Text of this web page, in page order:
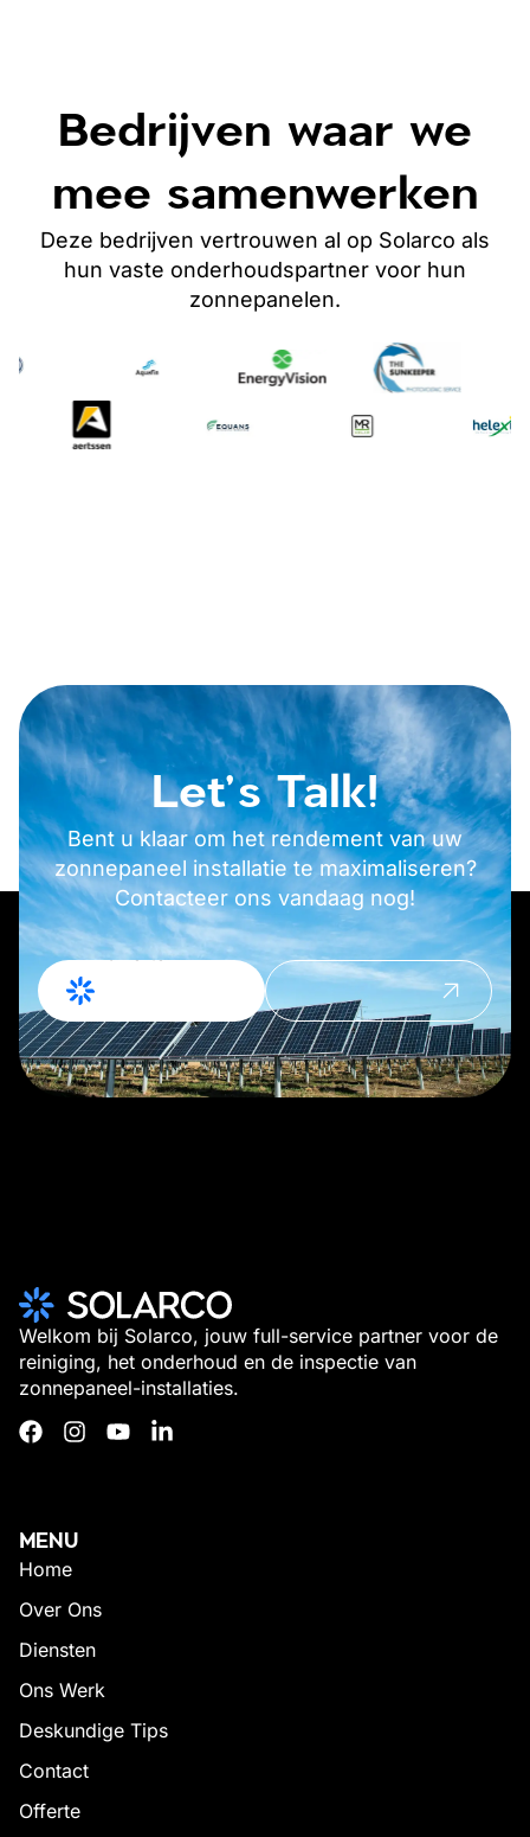
Bedrijven waar we
mee samenwerken
Deze bedrijven vertrouwen al op Solarco als
hun vaste onderhoudspartner voor hun
zonnepanelen.
Let's Talk!
Bent u klaar om het rendement van uw
zonnepaneel installatie te maximaliseren?
Contacteer ons vandaag nog!
Offerte
Aanvragen
Contact
opnemen
Welkom bij Solarco, jouw full-service partner voor de
reiniging, het onderhoud en de inspectie van
zonnepaneel-installaties.
MENU
Home
Over Ons
Diensten
Ons Werk
Deskundige Tips
Contact
Offerte